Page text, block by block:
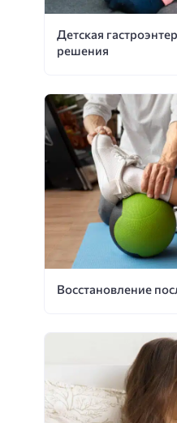
Детская
решения
Восстановление